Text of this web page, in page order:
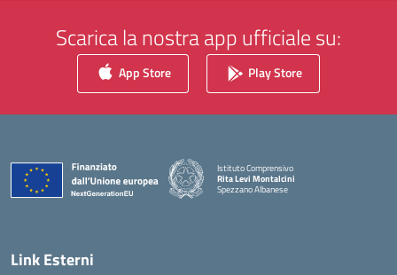
Scarica la nostra app ufficiale su:
App Store Play Store
Istituto Comprensivo
Rita Levi Montalcini
Spezzano Albanese
— Visita la pagina iniziale della scuola
Link Esterni